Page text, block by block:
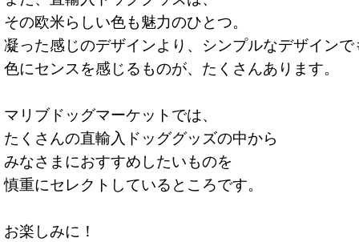
その欧米らしい色も魅力のひとつ。
凝った感じのデザインより、シンプルなデザインで
色にセンスを感じるものが、たくさんあります。
マリブドッグマーケットでは、
たくさんの直輸入ドッググッズの中から
みなさまにおすすめしたいものを
慎重にセレクトしているところです。
お楽しみに！